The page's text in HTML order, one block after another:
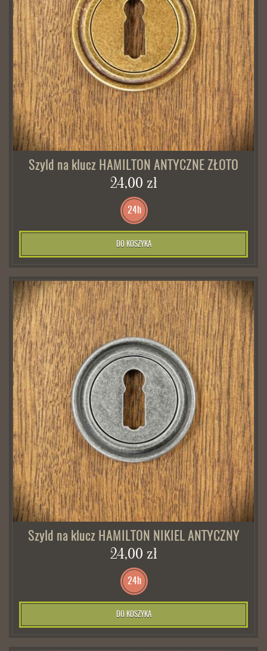
Szyld na klucz HAMILTON ANTYCZNE ZŁOTO
24,00 zł
24h
DO KOSZYKA
Szyld na klucz HAMILTON NIKIEL ANTYCZNY
24,00 zł
24h
DO KOSZYKA